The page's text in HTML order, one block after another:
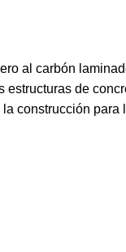
al carbón
estructuras de
construcción para